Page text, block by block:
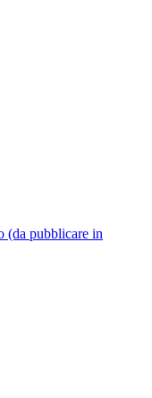
(da pubblicare in